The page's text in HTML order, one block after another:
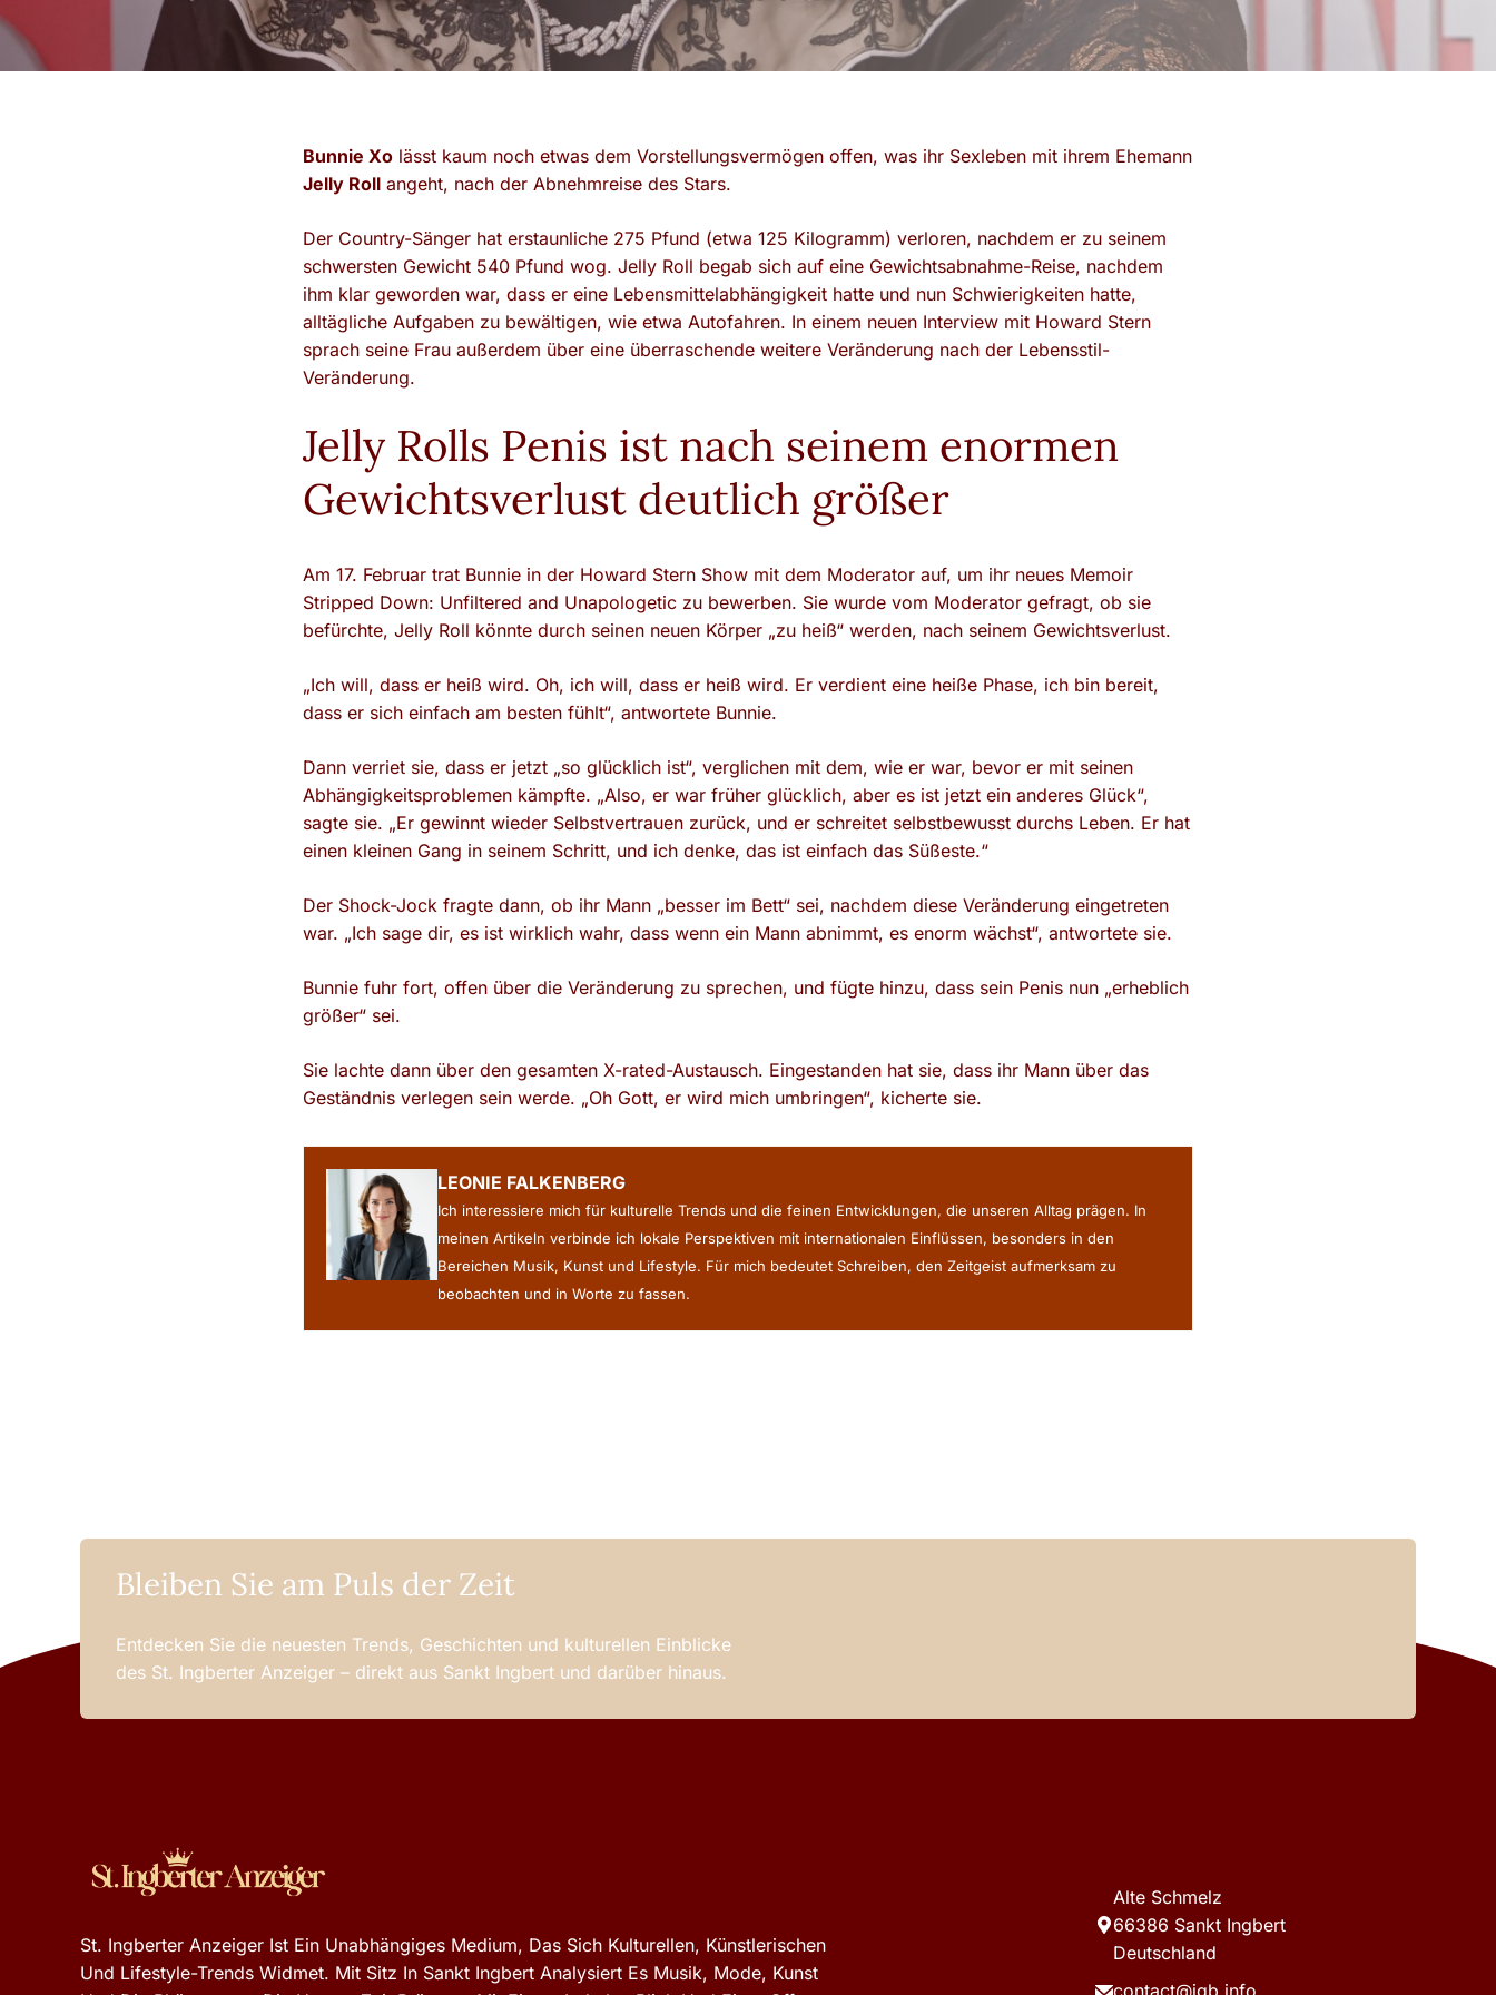
Bunnie Xo lässt kaum noch etwas dem Vorstellungsvermögen offen, was ihr Sexleben mit ihrem Ehemann
Jelly Roll angeht, nach der Abnehmreise des Stars.
Der Country-Sänger hat erstaunliche 275 Pfund (etwa 125 Kilogramm) verloren, nachdem er zu seinem
schwersten Gewicht 540 Pfund wog. Jelly Roll begab sich auf eine Gewichtsabnahme-Reise, nachdem
ihm klar geworden war, dass er eine Lebensmittelabhängigkeit hatte und nun Schwierigkeiten hatte,
alltägliche Aufgaben zu bewältigen, wie etwa Autofahren. In einem neuen Interview mit Howard Stern
sprach seine Frau außerdem über eine überraschende weitere Veränderung nach der Lebensstil-
Veränderung.
Jelly Rolls Penis ist nach seinem enormen
Gewichtsverlust deutlich größer
Am 17. Februar trat Bunnie in der Howard Stern Show mit dem Moderator auf, um ihr neues Memoir
Stripped Down: Unfiltered and Unapologetic zu bewerben. Sie wurde vom Moderator gefragt, ob sie
befürchte, Jelly Roll könnte durch seinen neuen Körper „zu heiß“ werden, nach seinem Gewichtsverlust.
„Ich will, dass er heiß wird. Oh, ich will, dass er heiß wird. Er verdient eine heiße Phase, ich bin bereit,
dass er sich einfach am besten fühlt“, antwortete Bunnie.
Dann verriet sie, dass er jetzt „so glücklich ist“, verglichen mit dem, wie er war, bevor er mit seinen
Abhängigkeitsproblemen kämpfte. „Also, er war früher glücklich, aber es ist jetzt ein anderes Glück“,
sagte sie. „Er gewinnt wieder Selbstvertrauen zurück, und er schreitet selbstbewusst durchs Leben. Er hat
einen kleinen Gang in seinem Schritt, und ich denke, das ist einfach das Süßeste.“
Der Shock-Jock fragte dann, ob ihr Mann „besser im Bett“ sei, nachdem diese Veränderung eingetreten
war. „Ich sage dir, es ist wirklich wahr, dass wenn ein Mann abnimmt, es enorm wächst“, antwortete sie.
Bunnie fuhr fort, offen über die Veränderung zu sprechen, und fügte hinzu, dass sein Penis nun „erheblich
größer“ sei.
Sie lachte dann über den gesamten X-rated-Austausch. Eingestanden hat sie, dass ihr Mann über das
Geständnis verlegen sein werde. „Oh Gott, er wird mich umbringen“, kicherte sie.
LEONIE FALKENBERG
Ich interessiere mich für kulturelle Trends und die feinen Entwicklungen, die unseren Alltag prägen. In
meinen Artikeln verbinde ich lokale Perspektiven mit internationalen Einflüssen, besonders in den
Bereichen Musik, Kunst und Lifestyle. Für mich bedeutet Schreiben, den Zeitgeist aufmerksam zu
beobachten und in Worte zu fassen.
Bleiben Sie am Puls der Zeit
Entdecken Sie die neuesten Trends, Geschichten und kulturellen Einblicke
des St. Ingberter Anzeiger – direkt aus Sankt Ingbert und darüber hinaus.
St. Ingberter Anzeiger Ist Ein Unabhängiges Medium, Das Sich Kulturellen, Künstlerischen
Und Lifestyle-Trends Widmet. Mit Sitz In Sankt Ingbert Analysiert Es Musik, Mode, Kunst
Alte Schmelz
66386 Sankt Ingbert
Deutschland